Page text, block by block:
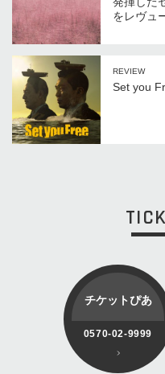
をレヴュ
REVIEW
Set you
チケットぴあ
0570-02-9999